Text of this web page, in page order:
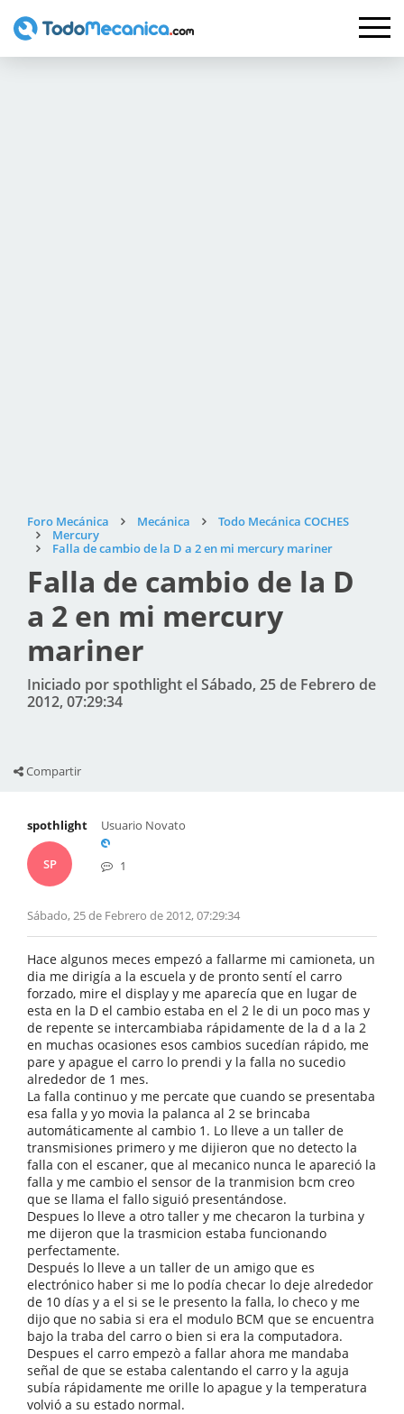
Foro Mecánica Mecánica
Todo Mecánica COCHES
Mercury
Falla de cambio de la D a 2 en mi mercury mariner
Falla de cambio de la D
a 2 en mi mercury
mariner
Iniciado por spothlight el Sábado, 25 de Febrero de
2012, 07:29:34
Compartir
spothlight
SP
Usuario Novato
1
Sábado, 25 de Febrero de 2012, 07:29:34
Hace algunos meces empezó a fallarme mi camioneta, un
dia me dirigía a la escuela y de pronto sentí el carro
forzado, mire el display y me aparecía que en lugar de
esta en la D el cambio estaba en el 2 le di un poco mas y
de repente se intercambiaba rápidamente de la d a la 2
en muchas ocasiones esos cambios sucedían rápido, me
pare y apague el carro lo prendi y la falla no sucedio
alrededor de 1 mes.
La falla continuo y me percate que cuando se presentaba
esa falla y yo movia la palanca al 2 se brincaba
automáticamente al cambio 1. Lo lleve a un taller de
transmisiones primero y me dijieron que no detecto la
falla con el escaner, que al mecanico nunca le apareció la
falla y me cambio el sensor de la tranmision bcm creo
que se llama el fallo siguió presentándose.
Despues lo lleve a otro taller y me checaron la turbina y
me dijeron que la trasmicion estaba funcionando
perfectamente.
Después lo lleve a un taller de un amigo que es
electrónico haber si me lo podía checar lo deje alrededor
de 10 días y a el si se le presento la falla, lo checo y me
dijo que no sabia si era el modulo BCM que se encuentra
bajo la traba del carro o bien si era la computadora.
Despues el carro empezò a fallar ahora me mandaba
señal de que se estaba calentando el carro y la aguja
subía rápidamente me orille lo apague y la temperatura
volvió a su estado normal.